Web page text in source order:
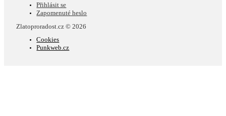
Přihlásit se
Zapomenuté heslo
Zlatoproradost.cz © 2026
Cookies
Punkweb.cz